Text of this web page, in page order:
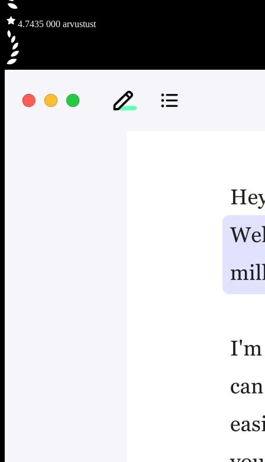
4.7435 000 arvustust